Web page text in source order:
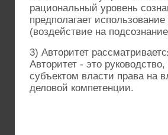
рациональный уровень
предполагает
(воздействие на
3) Авторитет
Авторитет - это
субъектом власти права на
деловой компетенции.